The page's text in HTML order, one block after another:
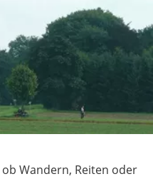
Wandern, Reiten oder